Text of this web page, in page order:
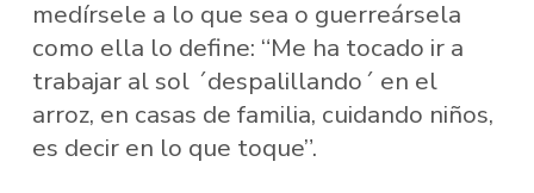
medírsele a lo que sea o guerreársela
como ella lo define: “Me ha tocado ir a
trabajar al sol ´despalillando´ en el
arroz, en casas de familia, cuidando niños,
es decir en lo que toque”.